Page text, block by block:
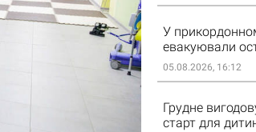
У
евакуювали
05.08.2026, 16:12
Грудне
старт для